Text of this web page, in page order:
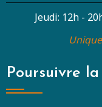
Jeudi: 12h -
Poursuivre